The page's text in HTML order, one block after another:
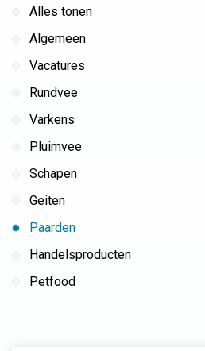
Alles tonen
Algemeen
Vacatures
Rundvee
Varkens
Pluimvee
Schapen
Geiten
Paarden
Handelsproducten
Petfood